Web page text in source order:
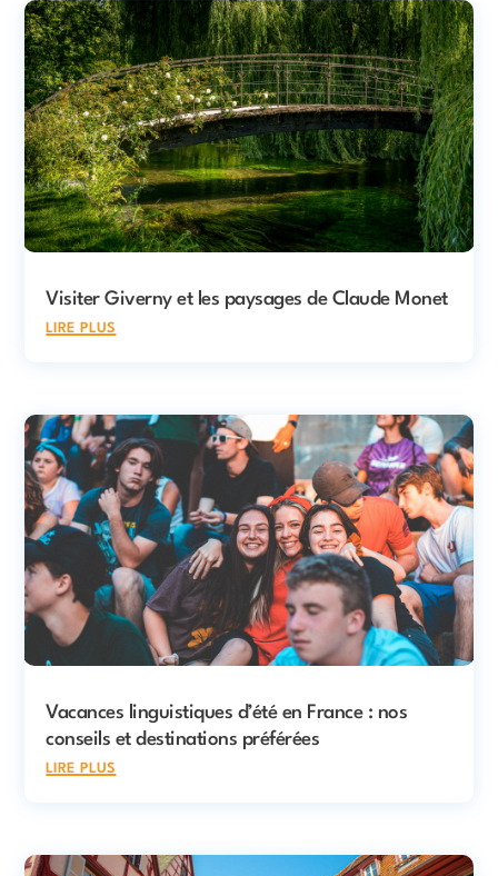
Visiter Giverny et les paysages de Claude Monet
lire plus
Vacances linguistiques d’été en France : nos
conseils et destinations préférées
lire plus